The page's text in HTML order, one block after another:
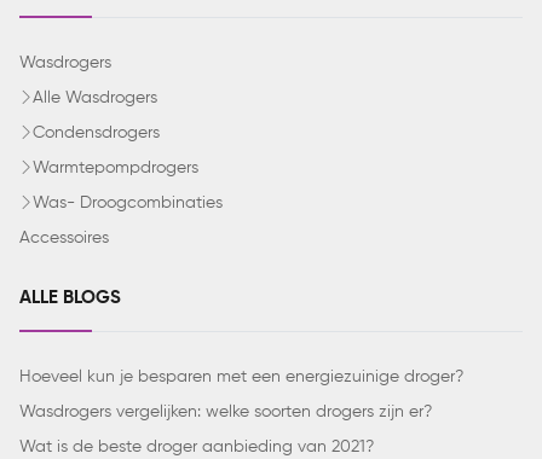
Wasdrogers
Alle Wasdrogers
Condensdrogers
Warmtepompdrogers
Was- Droogcombinaties
Accessoires
ALLE BLOGS
Hoeveel kun je besparen met een energiezuinige droger?
Wasdrogers vergelijken: welke soorten drogers zijn er?
Wat is de beste droger aanbieding van 2021?